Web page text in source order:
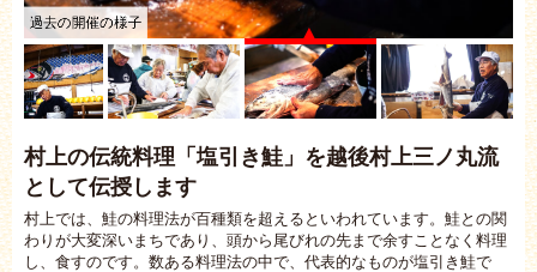
過去の開催の様子
村上の伝統料理「塩引き鮭」を越後村上三ノ丸流
として伝授します
村上では、鮭の料理法が百種類を超えるといわれています。鮭との関
わりが大変深いまちであり、頭から尾びれの先まで余すことなく料理
し、食すのです。数ある料理法の中で、代表的なものが塩引き鮭で